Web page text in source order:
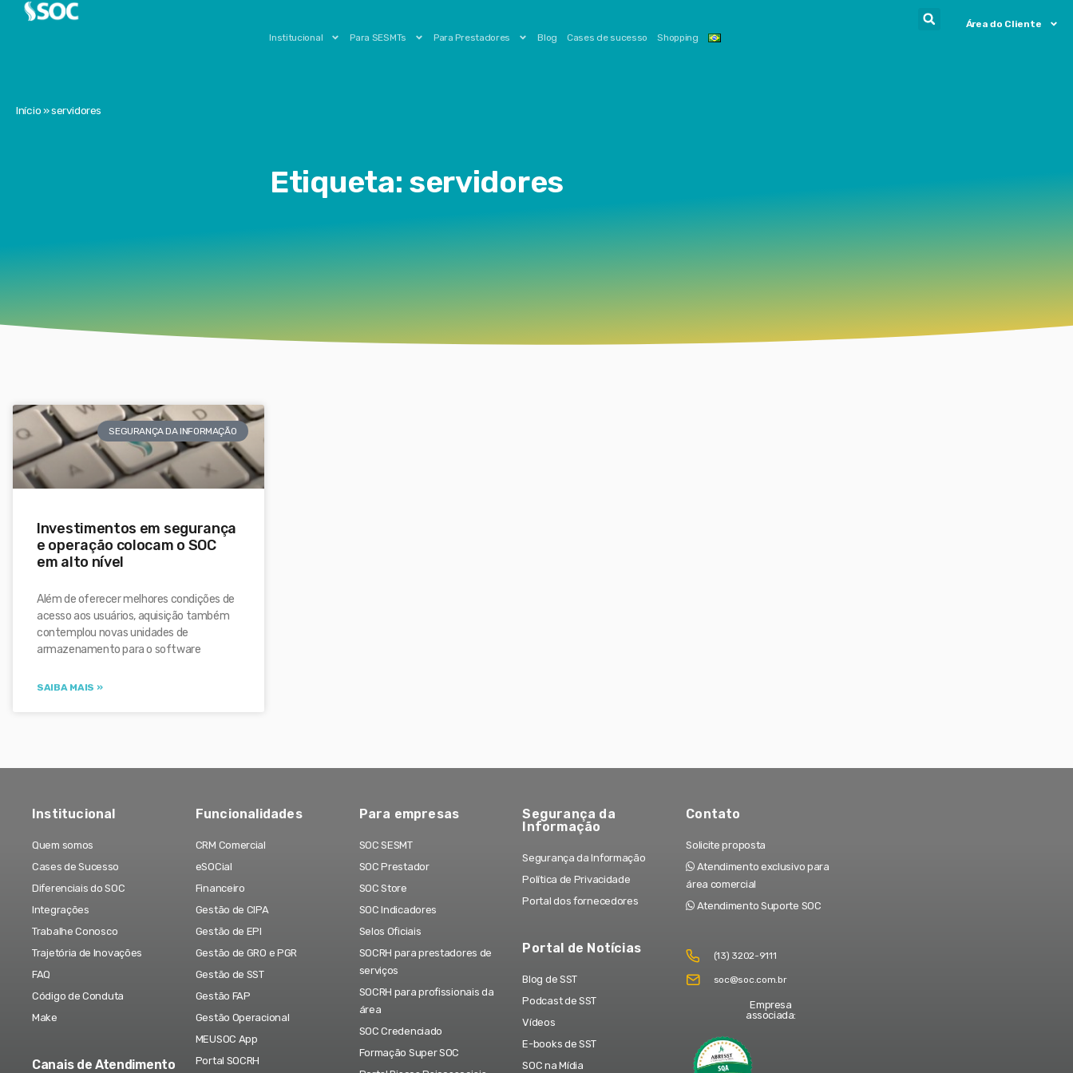
Institucional Para SESMTs Para Prestadores Blog Cases de sucesso Shopping
Área do Cliente
Início»servidores
Etiqueta: servidores
SEGURANÇA DA INFORMAÇÃO
Investimentos em segurança
e operação colocam o SOC
em alto nível
Além de oferecer melhores condições de
acesso aos usuários, aquisição também
contemplou novas unidades de
armazenamento para o software
SAIBA MAIS »
Institucional
Quem somos
Cases de Sucesso
Diferenciais do SOC
Integrações
Trabalhe Conosco
Trajetória de Inovações
FAQ
Código de Conduta
Make
Canais de Atendimento
Funcionalidades
CRM Comercial
eSOCial
Financeiro
Gestão de CIPA
Gestão de EPI
Gestão de GRO e PGR
Gestão de SST
Gestão FAP
Gestão Operacional
MEUSOC App
Portal SOCRH
Para empresas
SOC SESMT
SOC Prestador
SOC Store
SOC Indicadores
Selos Oficiais
SOCRH para prestadores de
serviços
SOCRH para profissionais da
área
SOC Credenciado
Formação Super SOC
Segurança da
Informação
Segurança da Informação
Política de Privacidade
Portal dos fornecedores
Portal de Notícias
Blog de SST
Podcast de SST
Vídeos
E-books de SST
SOC na Mídia
Contato
Solicite proposta
Atendimento exclusivo para
área comercial
Atendimento Suporte SOC
(13) 3202-9111
soc@soc.com.br
Empresa
associada: